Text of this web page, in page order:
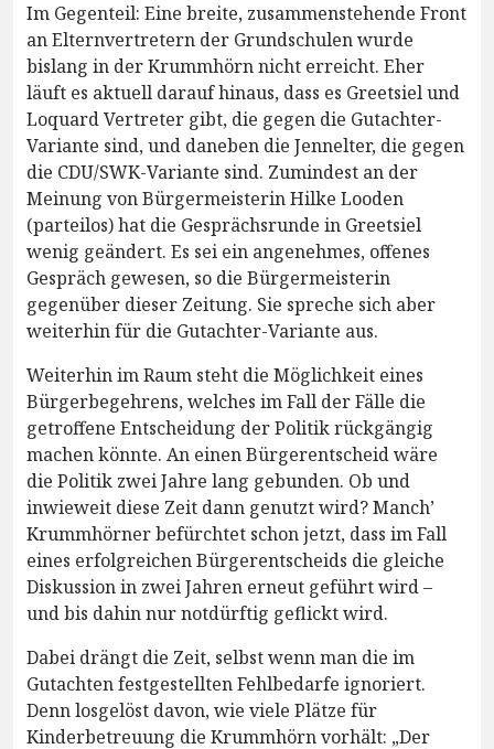
Im Gegenteil: Eine breite, zusammenstehende Front
an Elternvertretern der Grundschulen wurde
bislang in der Krummhörn nicht erreicht. Eher
läuft es aktuell darauf hinaus, dass es Greetsiel und
Loquard Vertreter gibt, die gegen die Gutachter-
Variante sind, und daneben die Jennelter, die gegen
die CDU/SWK-Variante sind. Zumindest an der
Meinung von Bürgermeisterin Hilke Looden
(parteilos) hat die Gesprächsrunde in Greetsiel
wenig geändert. Es sei ein angenehmes, offenes
Gespräch gewesen, so die Bürgermeisterin
gegenüber dieser Zeitung. Sie spreche sich aber
weiterhin für die Gutachter-Variante aus.
Weiterhin im Raum steht die Möglichkeit eines
Bürgerbegehrens, welches im Fall der Fälle die
getroffene Entscheidung der Politik rückgängig
machen könnte. An einen Bürgerentscheid wäre
die Politik zwei Jahre lang gebunden. Ob und
inwieweit diese Zeit dann genutzt wird? Manch’
Krummhörner befürchtet schon jetzt, dass im Fall
eines erfolgreichen Bürgerentscheids die gleiche
Diskussion in zwei Jahren erneut geführt wird –
und bis dahin nur notdürftig geflickt wird.
Dabei drängt die Zeit, selbst wenn man die im
Gutachten festgestellten Fehlbedarfe ignoriert.
Denn losgelöst davon, wie viele Plätze für
Kinderbetreuung die Krummhörn vorhält: „Der